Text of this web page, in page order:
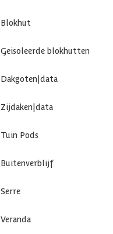
Blokhut
Geisoleerde blokhutten
Dakgoten|data
Zijdaken|data
Tuin Pods
Buitenverblijf
Serre
Veranda